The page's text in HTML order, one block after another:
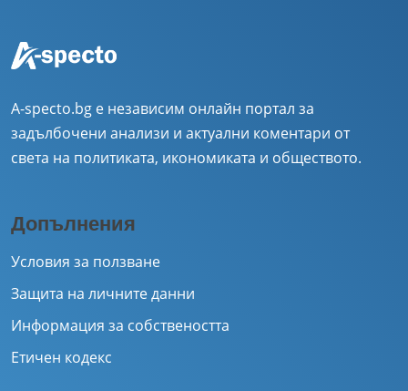
A-specto.bg е независим онлайн портал за
задълбочени анализи и актуални коментари от
света на политиката, икономиката и обществото.
Допълнения
Условия за ползване
Защита на личните данни
Информация за собствеността
Етичен кодекс